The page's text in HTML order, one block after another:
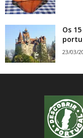
Os
23/03/